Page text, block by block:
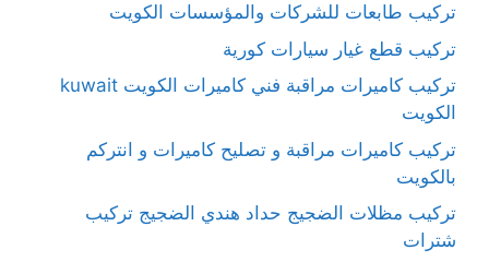
تركيب طابعات للشركات والمؤسسات الكويت
تركيب قطع غيار سيارات كورية
تركيب كاميرات مراقبة فني كاميرات الكويت kuwait
الكويت
تركيب كاميرات مراقبة و تصليح كاميرات و انتركم
بالكويت
تركيب مظلات الضجيج حداد هندي الضجيج تركيب
شترات